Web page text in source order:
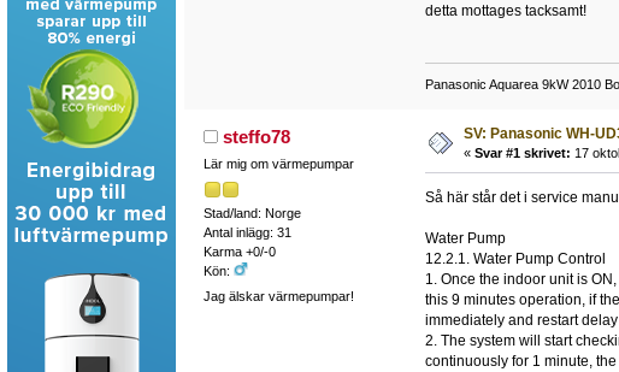
detta mottages tacksamt!
Panasonic Aquarea 9kW 2010
steffo78
Lär mig om värmepumpar
Stad/land: Norge
Antal inlägg: 31
Karma +0/-0
Kön:
Jag älskar värmepumpar!
SV: Panasonic WH-
« Svar #1 skrivet: 17
Så här står det i service
Water Pump
12.2.1. Water Pump Control
1. Once the indoor unit is
this 9 minutes operation, if
immediately and restart
2. The system will start
continuously for 1 minute,